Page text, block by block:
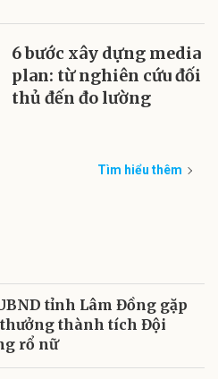
6 bước xây dựng media
plan: từ nghiên cứu đối
thủ đến đo lường
Tìm hiểu thêm
tỉnh Lâm Đồng gặp
thành tích Đội
rổ nữ